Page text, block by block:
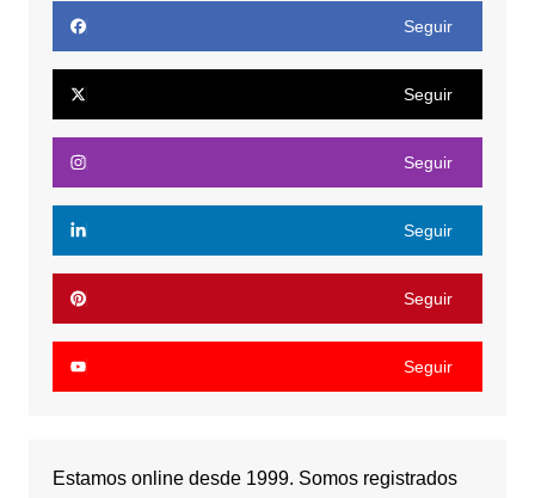
Seguir
Seguir
Seguir
Seguir
Seguir
Seguir
Estamos online desde 1999. Somos registrados